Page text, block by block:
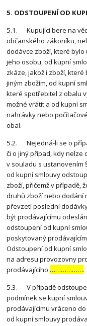
5. ODSTOUPENÍ OD
5.1. Kupující bere na
občanského zákoníku,
dodávce zboží, které
jeho osobu, od kupní
zkáze, jakož i zboží,
jiným zbožím, od kupní
které spotřebitel z obalu
možné vrátit a od kupní
nahrávky nebo
obal.
5.2. Nejedná-li se o
či o jiný případ, kdy nelze
v souladu s ustanovením
od kupní smlouvy
zboží, přičemž v případě,
druhů zboží nebo dodání
převzetí poslední
být prodávajícímu
odstoupení od kupní
poskytovaný
Odstoupení od kupní
na adresu provozovny
prodávajícího ……………….
5.3. V případě
podmínek se kupní
prodávajícímu vráceno
od kupní smlouvy